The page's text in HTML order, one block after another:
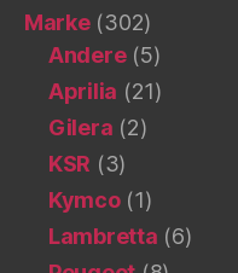
Marke(302)
Andere(5)
Aprilia (21)
Gilera (2)
KSR (3)
Kymco(1)
Lambretta (6)